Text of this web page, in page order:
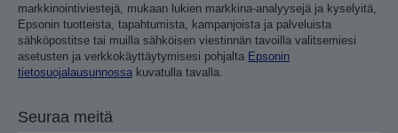
markkinointiviestejä, mukaan lukien markkina-analyysejä ja kyselyitä,
Epsonin tuotteista, tapahtumista, kampanjoista ja palveluista
sähköpostitse tai muilla sähköisen viestinnän tavoilla valitsemiesi
asetusten ja verkkokäyttäytymisesi pohjalta Epsonin
tietosuojalausunnossa kuvatulla tavalla.
Seuraa meitä